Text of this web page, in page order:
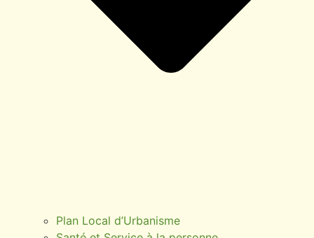
Plan Local d’Urbanisme